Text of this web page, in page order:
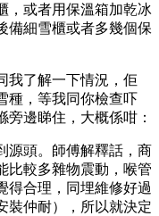
，或者用保溫箱加乾冰
備細雪櫃或者多幾個保
我了解一下情況，佢
種，等我同你檢查吓
邊睇住，大概係咁：
源頭。師傅解釋話，商
比較多雜物震動，喉管
得合理，同埋維修好過
裝仲耐），所以就決定